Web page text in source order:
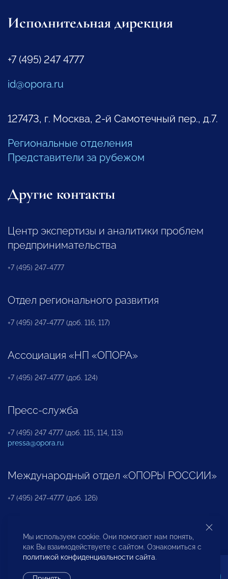
Исполнительная дирекция
+7 (495) 247 4777
id@opora.ru
127473, г. Москва, 2-й Самотечный пер., д.7.
Региональные отделения
Представители за рубежом
Другие контакты
Центр экспертизы и аналитики проблем
предпринимательства
+7 (495) 247-4777
Отдел регионального развития
+7 (495) 247-4777 (доб. 116, 117)
Ассоциация «НП «ОПОРА»
+7 (495) 247-4777 (доб. 124)
Пресс-служба
+7 (495) 247 4777 (доб. 115, 114, 113)
pressa@opora.ru
Международный отдел «ОПОРЫ РОССИИ»
+7 (495) 247-4777 (доб. 126)
Бюро по защите прав предпринимателей и
инвесторов
Мы используем cookie. Они помогают нам понять,
как Вы взаимодействуете с сайтом. Ознакомиться с
политикой конфиденциальности сайта.